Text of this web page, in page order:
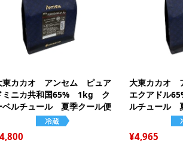
東カカオ アンセム ピュア
ミニカ共和国65% 1kg ク
ベルチュール 夏季クール便
4,800
大東カカオ
エクアドル
ルチュール
4,965